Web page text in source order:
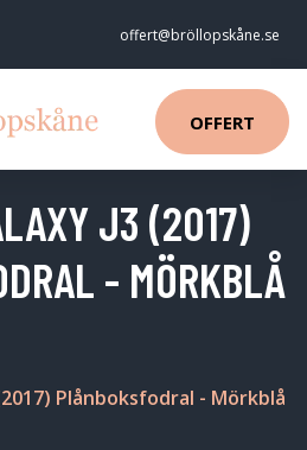
offert@bröllopskåne.se
OFFERT
J3 (2017)
- MÖRKBLÅ
Plånboksfodral - Mörkblå